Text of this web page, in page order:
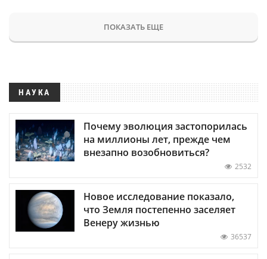
ПОКАЗАТЬ ЕЩЕ
НАУКА
Почему эволюция застопорилась
на миллионы лет, прежде чем
внезапно возобновиться?
2532
Новое исследование показало,
что Земля постепенно заселяет
Венеру жизнью
36537